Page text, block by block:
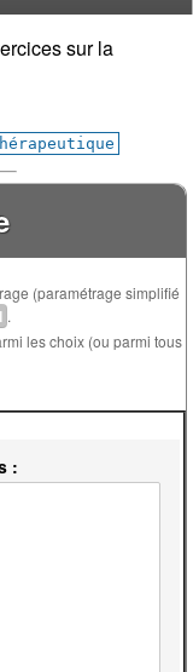
sur la
(paramétrage simplifié
.
les choix (ou parmi tous
: